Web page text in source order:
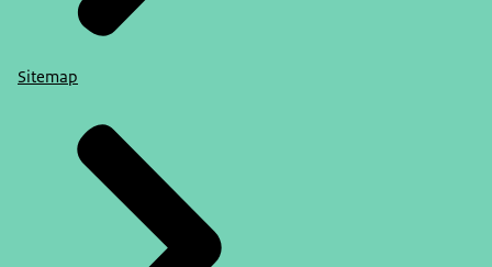
Sitemap